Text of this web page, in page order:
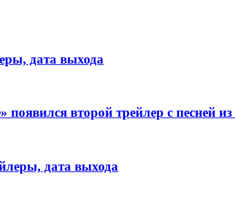
дата выхода
второй трейлер с песней из
дата выхода